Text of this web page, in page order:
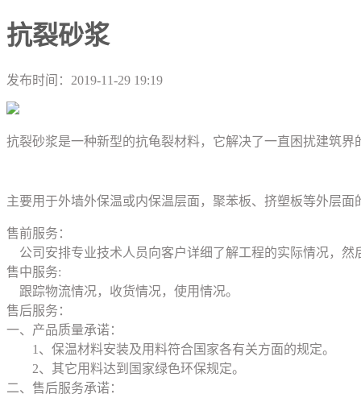
抗裂砂浆
发布时间： 2019-11-29 19:19
抗裂砂浆是一种新型的抗龟裂材料，它解决了一直困扰建筑
主要用于外墙外保温或内保温层面，聚苯板、挤塑板等外层面
售前服务：
公司安排专业技术人员向客户详细了解工程的实际情况，
售中服务:
跟踪物流情况，收货情况，使用情况。
售后服务：
一、产品质量承诺：
1、保温材料安装及用料符合国家各有关方面的规定。
2、其它用料达到国家绿色环保规定。
二、售后服务承诺：